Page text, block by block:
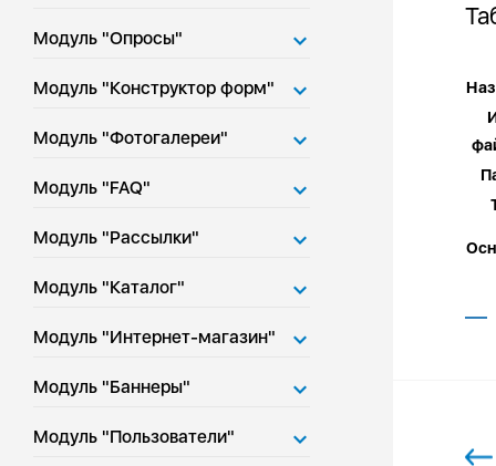
Модуль "Опросы"
Модуль "Конструктор форм"
Модуль "Фотогалереи"
Модуль "FAQ"
Модуль "Рассылки"
Модуль "Каталог"
Модуль "Интернет-магазин"
Модуль "Баннеры"
Модуль "Пользователи"